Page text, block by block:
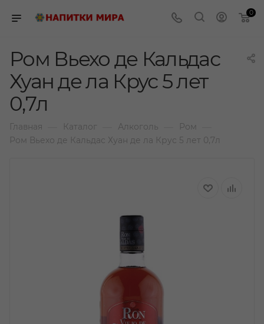
0
Ром Вьехо де Кальдас
Хуан де ла Крус 5 лет
0,7л
Главная Каталог Алкоголь Ром
Ром Вьехо де Кальдас Хуан де ла Крус 5 лет 0,7л